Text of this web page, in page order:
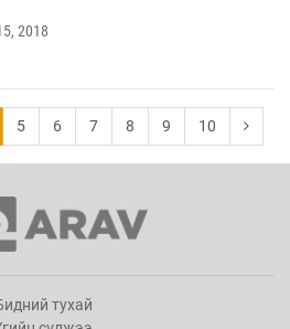
2018
5 6 7 8 9 10
тухай